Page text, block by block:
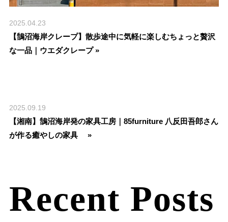
2025.04.23
【鵠沼海岸クレープ】散歩途中に気軽に楽しむちょっと贅沢
な一品｜ウエダクレープ »
2025.09.19
【湘南】鵠沼海岸発の家具工房｜85furniture 八反田吾郎さん
が作る癒やしの家具 »
Recent Posts